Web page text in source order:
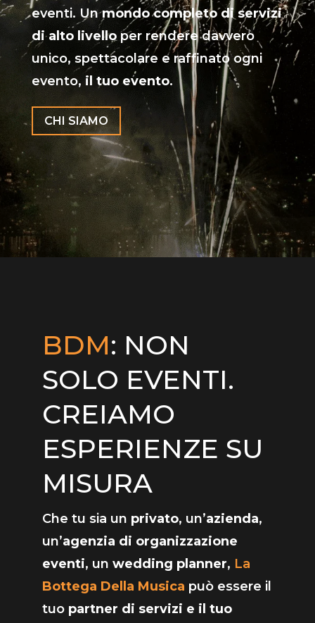
eventi. Un mondo completo di servizi
di alto livello per rendere davvero
unico, spettacolare e raffinato ogni
evento, il tuo evento.
CHI SIAMO
BDM: NON
SOLO EVENTI.
CREIAMO
ESPERIENZE SU
MISURA
Che tu sia un privato, un’azienda,
un’agenzia di organizzazione
eventi, un wedding planner, La
Bottega Della Musica può essere il
tuo partner di servizi e il tuo